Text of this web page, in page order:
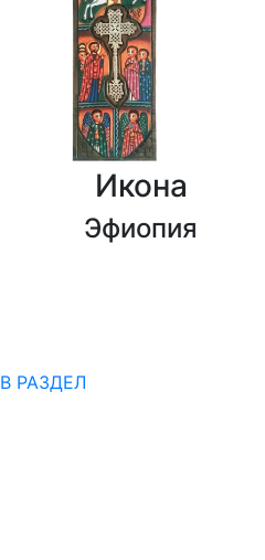
Икона
Эфиопия
В РАЗДЕЛ